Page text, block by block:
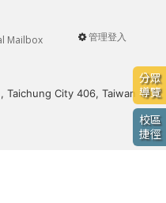
分眾
導覽
校區
捷徑
User
管理登入
Mailbox
City 406, Taiwan